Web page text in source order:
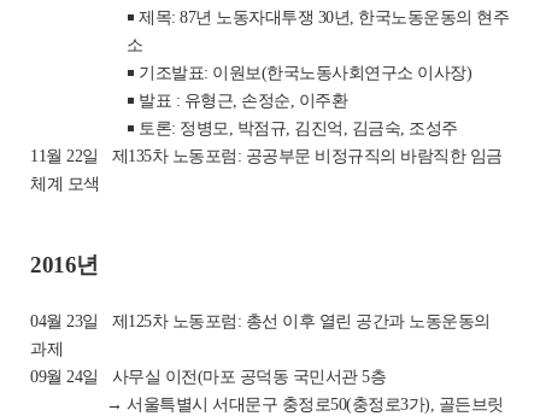
￭ 제목: 87년 노동자대투쟁 30년, 한국노동운동의 현주
소
￭ 기조발표: 이원보(한국노동사회연구소 이사장)
￭ 발표 : 유형근, 손정순, 이주환
￭ 토론: 정병모, 박점규, 김진억, 김금숙, 조성주
11월 22일
제135차 노동포럼: 공공부문 비정규직의 바람직한 임금
체계 모색
2016년
04월 23일
제125차 노동포럼: 총선 이후 열린 공간과 노동운동의
과제
09월 24일
사무실 이전(마포 공덕동 국민서관 5층
→ 서울특별시 서대문구 충정로50(충정로3가), 골든브릿